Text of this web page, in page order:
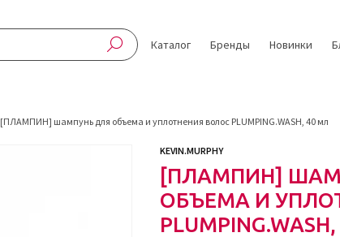
Каталог Бренды Новинки
[ПЛАМПИН] шампунь для объема и уплотнения волос PLUMPING.WASH, 40 мл
KEVIN.MURPHY
[ПЛАМПИН]
ОБЪЕМА И